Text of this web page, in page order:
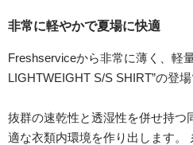
非常に軽やかで夏場に快適
Freshserviceから非常に薄く、軽
LIGHTWEIGHT S/S SHIRT”の登場
抜群の速乾性と透湿性を併せ持つ
適な衣類内環境を作り出します。